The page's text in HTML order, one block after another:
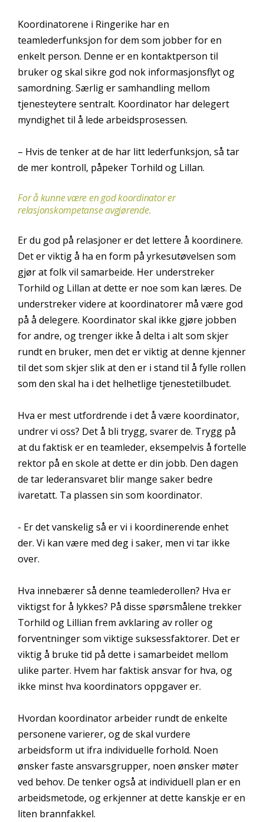
Koordinatorene i Ringerike har en
teamlederfunksjon for dem som jobber for en
enkelt person. Denne er en kontaktperson til
bruker og skal sikre god nok informasjonsflyt og
samordning. Særlig er samhandling mellom
tjenesteytere sentralt. Koordinator har delegert
myndighet til å lede arbeidsprosessen.
– Hvis de tenker at de har litt lederfunksjon, så tar
de mer kontroll, påpeker Torhild og Lillan.
For å kunne være en god koordinator er
relasjonskompetanse avgjørende.
Er du god på relasjoner er det lettere å koordinere.
Det er viktig å ha en form på yrkesutøvelsen som
gjør at folk vil samarbeide. Her understreker
Torhild og Lillan at dette er noe som kan læres. De
understreker videre at koordinatorer må være god
på å delegere. Koordinator skal ikke gjøre jobben
for andre, og trenger ikke å delta i alt som skjer
rundt en bruker, men det er viktig at denne kjenner
til det som skjer slik at den er i stand til å fylle rollen
som den skal ha i det helhetlige tjenestetilbudet.
Hva er mest utfordrende i det å være koordinator,
undrer vi oss? Det å bli trygg, svarer de. Trygg på
at du faktisk er en teamleder, eksempelvis å fortelle
rektor på en skole at dette er din jobb. Den dagen
de tar lederansvaret blir mange saker bedre
ivaretatt. Ta plassen sin som koordinator.
- Er det vanskelig så er vi i koordinerende enhet
der. Vi kan være med deg i saker, men vi tar ikke
over.
Hva innebærer så denne teamlederollen? Hva er
viktigst for å lykkes? På disse spørsmålene trekker
Torhild og Lillian frem avklaring av roller og
forventninger som viktige suksessfaktorer. Det er
viktig å bruke tid på dette i samarbeidet mellom
ulike parter. Hvem har faktisk ansvar for hva, og
ikke minst hva koordinators oppgaver er.
Hvordan koordinator arbeider rundt de enkelte
personene varierer, og de skal vurdere
arbeidsform ut ifra individuelle forhold. Noen
ønsker faste ansvarsgrupper, noen ønsker møter
ved behov. De tenker også at individuell plan er en
arbeidsmetode, og erkjenner at dette kanskje er en
liten brannfakkel.